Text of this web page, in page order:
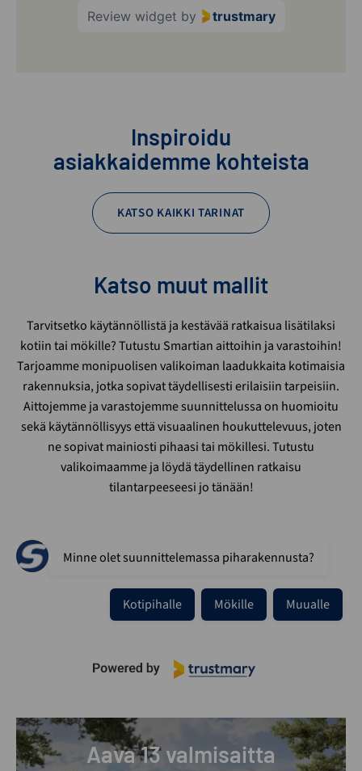
Review widget by trustmary
Inspiroidu
asiakkaidemme kohteista
KATSO KAIKKI TARINAT
Katso muut mallit
Tarvitsetko käytännöllistä ja kestävää ratkaisua lisätilaksi
kotiin tai mökille? Tutustu Smartian aittoihin ja varastoihin!
Tarjoamme monipuolisen valikoiman laadukkaita kotimaisia
rakennuksia, jotka sopivat täydellisesti erilaisiin tarpeisiin.
Aittojemme ja varastojemme suunnittelussa on huomioitu
sekä käytännöllisyys että visuaalinen houkuttelevuus, joten
ne sopivat mainiosti pihaasi tai mökillesi. Tutustu
valikoimaamme ja löydä täydellinen ratkaisu
tilantarpeeseesi jo tänään!
Minne olet suunnittelemassa piharakennusta?
Kotipihalle Mökille Muualle
Aava 13 valmisaitta